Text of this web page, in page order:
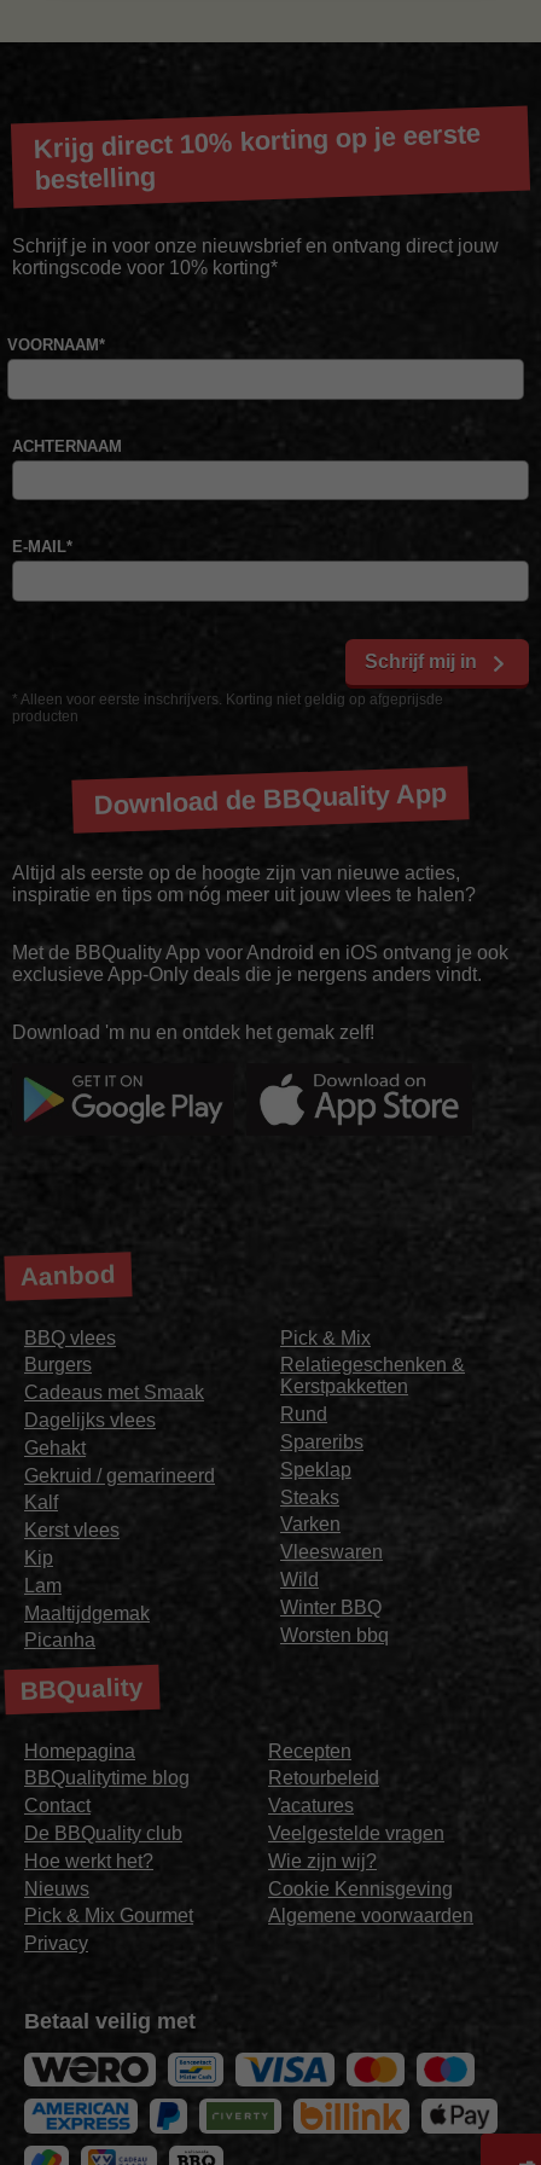
Krijg direct 10% korting op je eerste
bestelling
Schrijf je in voor onze nieuwsbrief en ontvang direct jouw
kortingscode voor 10% korting*
* Alleen voor eerste inschrijvers. Korting niet geldig op afgeprijsde
producten
VOORNAAM*
ACHTERNAAM
E-MAIL*
Schrijf mij in
Download de BBQuality App
Altijd als eerste op de hoogte zijn van nieuwe acties,
inspiratie en tips om nóg meer uit jouw vlees te halen?
Met de BBQuality App voor Android en iOS ontvang je ook
exclusieve App-Only deals die je nergens anders vindt.
Download 'm nu en ontdek het gemak zelf!
Aanbod
BBQ vlees
Burgers
Cadeaus met Smaak
Dagelijks vlees
Gehakt
Gekruid / gemarineerd
Kalf
Kerst vlees
Kip
Lam
Maaltijdgemak
Picanha
Pick & Mix
Relatiegeschenken &
Kerstpakketten
Rund
Spareribs
Speklap
Steaks
Varken
Vleeswaren
Wild
Winter BBQ
Worsten bbq
BBQuality
Homepagina
BBQualitytime blog
Contact
De BBQuality club
Hoe werkt het?
Nieuws
Pick & Mix Gourmet
Privacy
Recepten
Retourbeleid
Vacatures
Veelgestelde vragen
Wie zijn wij?
Cookie Kennisgeving
Algemene voorwaarden
Betaal veilig met